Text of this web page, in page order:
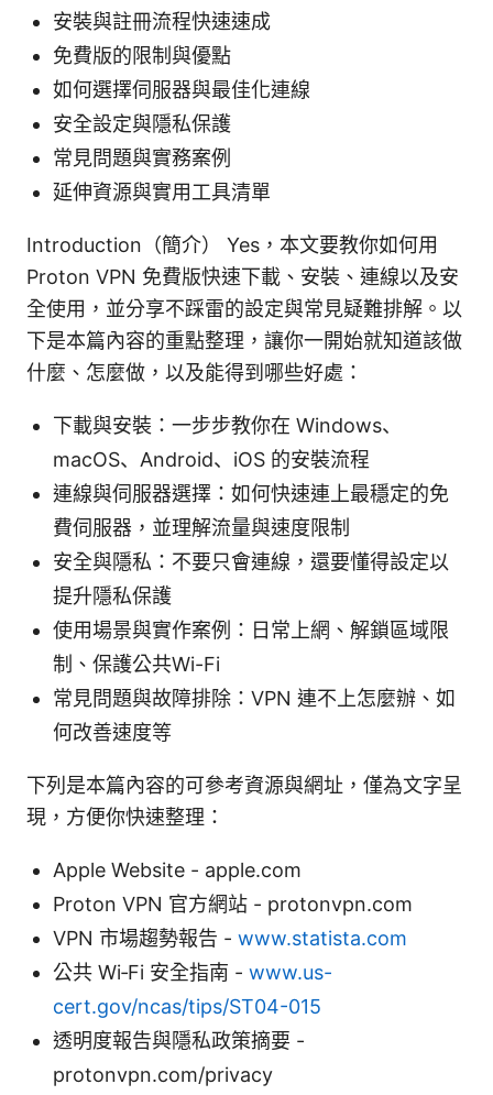
安裝與註冊流程快速速成
免費版的限制與優點
如何選擇伺服器與最佳化連線
安全設定與隱私保護
常見問題與實務案例
延伸資源與實用工具清單
Introduction（簡介） Yes，本文要教你如何用
Proton VPN 免費版快速下載、安裝、連線以及安
全使用，並分享不踩雷的設定與常見疑難排解。以
下是本篇內容的重點整理，讓你一開始就知道該做
什麼、怎麼做，以及能得到哪些好處：
下載與安裝：一步步教你在 Windows、
macOS、Android、iOS 的安裝流程
連線與伺服器選擇：如何快速連上最穩定的免
費伺服器，並理解流量與速度限制
安全與隱私：不要只會連線，還要懂得設定以
提升隱私保護
使用場景與實作案例：日常上網、解鎖區域限
制、保護公共Wi-Fi
常見問題與故障排除：VPN 連不上怎麼辦、如
何改善速度等
下列是本篇內容的可參考資源與網址，僅為文字呈
現，方便你快速整理：
Apple Website - apple.com
Proton VPN 官方網站 - protonvpn.com
VPN 市場趨勢報告 - www.statista.com
公共 Wi‑Fi 安全指南 - www.us-
cert.gov/ncas/tips/ST04-015
透明度報告與隱私政策摘要 -
protonvpn.com/privacy